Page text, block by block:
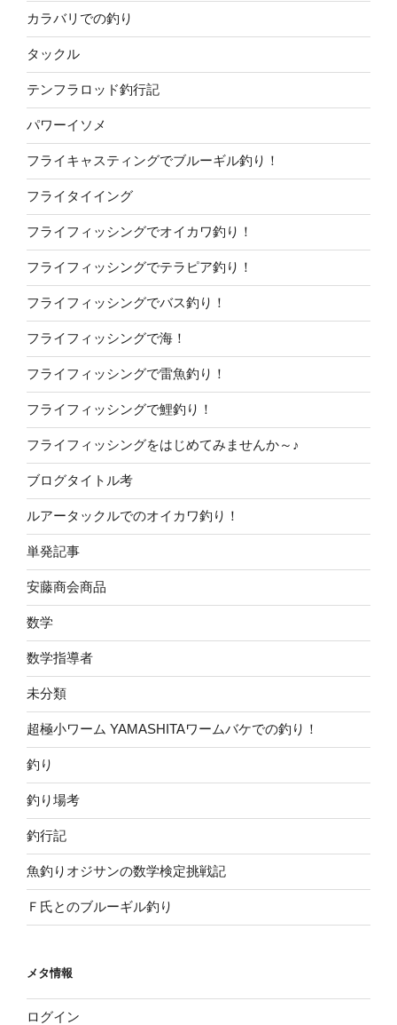
カラバリでの釣り
タックル
テンフラロッド釣行記
パワーイソメ
フライキャスティングでブルーギル釣り！
フライタイイング
フライフィッシングでオイカワ釣り！
フライフィッシングでテラピア釣り！
フライフィッシングでバス釣り！
フライフィッシングで海！
フライフィッシングで雷魚釣り！
フライフィッシングで鯉釣り！
フライフィッシングをはじめてみませんか～♪
ブログタイトル考
ルアータックルでのオイカワ釣り！
単発記事
安藤商会商品
数学
数学指導者
未分類
超極小ワーム YAMASHITAワームバケでの釣り！
釣り
釣り場考
釣行記
魚釣りオジサンの数学検定挑戦記
Ｆ氏とのブルーギル釣り
メタ情報
ログイン